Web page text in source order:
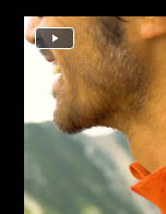
Play
Video